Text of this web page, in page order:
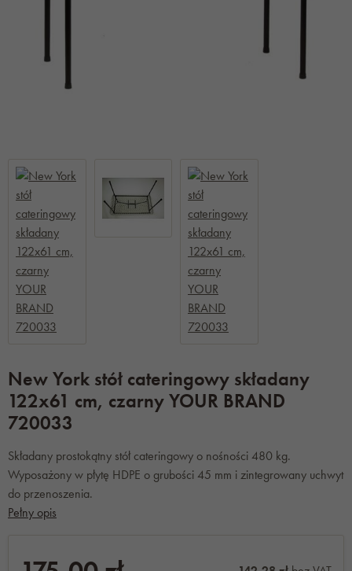
New York stół cateringowy składany
122x61 cm, czarny YOUR BRAND
720033
Składany prostokątny stół cateringowy o nośności 480 kg.
Wyposażony w płytę HDPE o grubości 45 mm i zintegrowany uchwyt
do przenoszenia.
Pełny opis